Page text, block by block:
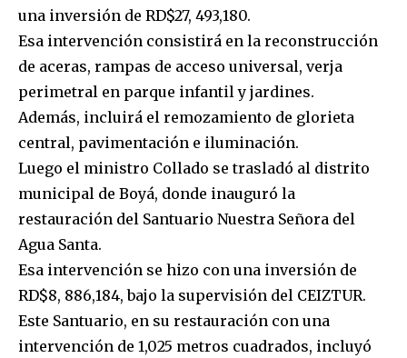
una inversión de RD$27, 493,180.
Esa intervención consistirá en la reconstrucción
de aceras, rampas de acceso universal, verja
perimetral en parque infantil y jardines.
Además, incluirá el remozamiento de glorieta
central, pavimentación e iluminación.
Luego el ministro Collado se trasladó al distrito
municipal de Boyá, donde inauguró la
restauración del Santuario Nuestra Señora del
Agua Santa.
Esa intervención se hizo con una inversión de
RD$8, 886,184, bajo la supervisión del CEIZTUR.
Este Santuario, en su restauración con una
intervención de 1,025 metros cuadrados, incluyó